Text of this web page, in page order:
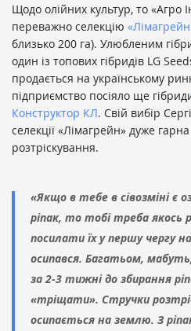
Щодо олійних культур, то «Агро
переважно селекцію
близько 200 га). Улюбленим
один із топових гібридів LG
продається на українському
підприємство посіяло ще
Конструктор КЛ. Свій вибір
селекції «Лімагрейн» дуже гарна
розтріскування.
«Якщо в тебе в сівозміні є
ріпак, то тобі треба якось
посилати їх у першу чергу
осипався. Багатьом,
за 2-3 тижні до збирання
«тріщати». Стручки
осипається на землю. З